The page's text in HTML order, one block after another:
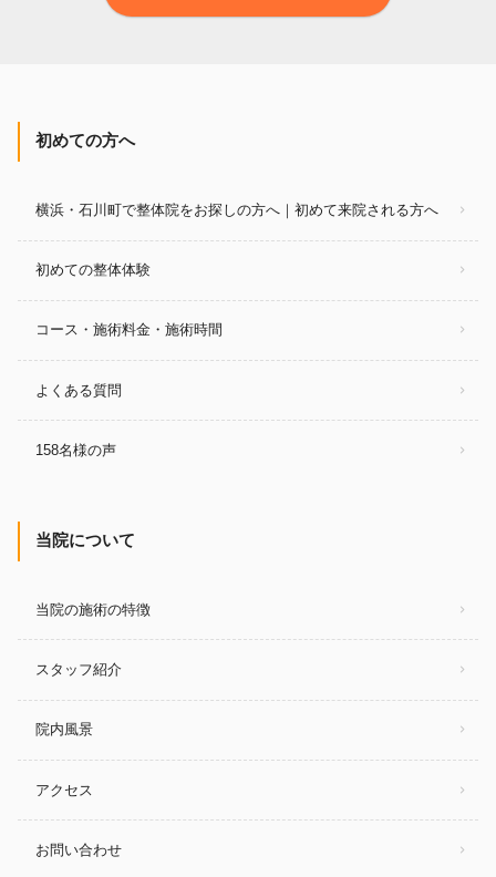
初めての方へ
横浜・石川町で整体院をお探しの方へ｜初めて来院される方へ
初めての整体体験
コース・施術料金・施術時間
よくある質問
158名様の声
当院について
当院の施術の特徴
スタッフ紹介
院内風景
アクセス
お問い合わせ